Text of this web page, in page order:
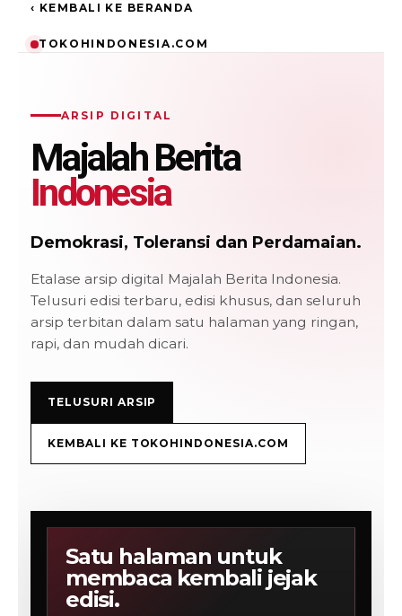
‹ KEMBALI KE BERANDA
TOKOHINDONESIA.COM
ARSIP DIGITAL
Majalah Berita
Indonesia
Demokrasi, Toleransi dan Perdamaian.
Etalase arsip digital Majalah Berita Indonesia.
Telusuri edisi terbaru, edisi khusus, dan seluruh
arsip terbitan dalam satu halaman yang ringan,
rapi, dan mudah dicari.
TELUSURI ARSIP
KEMBALI KE TOKOHINDONESIA.COM
Satu halaman untuk
membaca kembali jejak
edisi.